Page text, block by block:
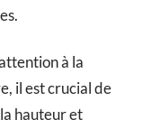
à la
il est crucial de
hauteur et